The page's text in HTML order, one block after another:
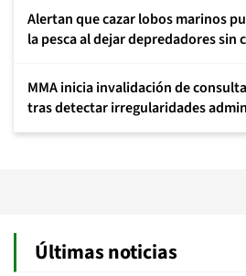
Alertan que cazar lobos marinos
la pesca al dejar depredadores sin
MMA inicia invalidación de
tras detectar irregularidades
Últimas noticias